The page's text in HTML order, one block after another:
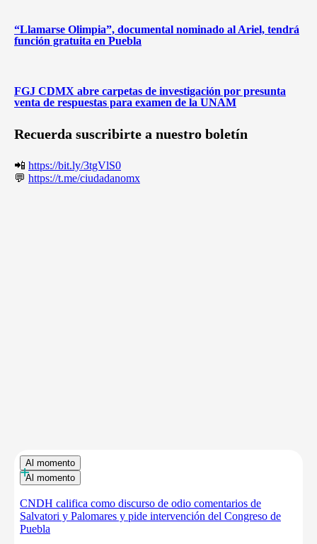
“Llamarse Olimpia”, documental nominado al Ariel, tendrá
función gratuita en Puebla
FGJ CDMX abre carpetas de investigación por presunta
venta de respuestas para examen de la UNAM
Recuerda suscribirte a nuestro boletín
📲 https://bit.ly/3tgVlS0
💬 https://t.me/ciudadanomx
Al momento
Al momento
+
CNDH califica como discurso de odio comentarios de
Salvatori y Palomares y pide intervención del Congreso de
Puebla